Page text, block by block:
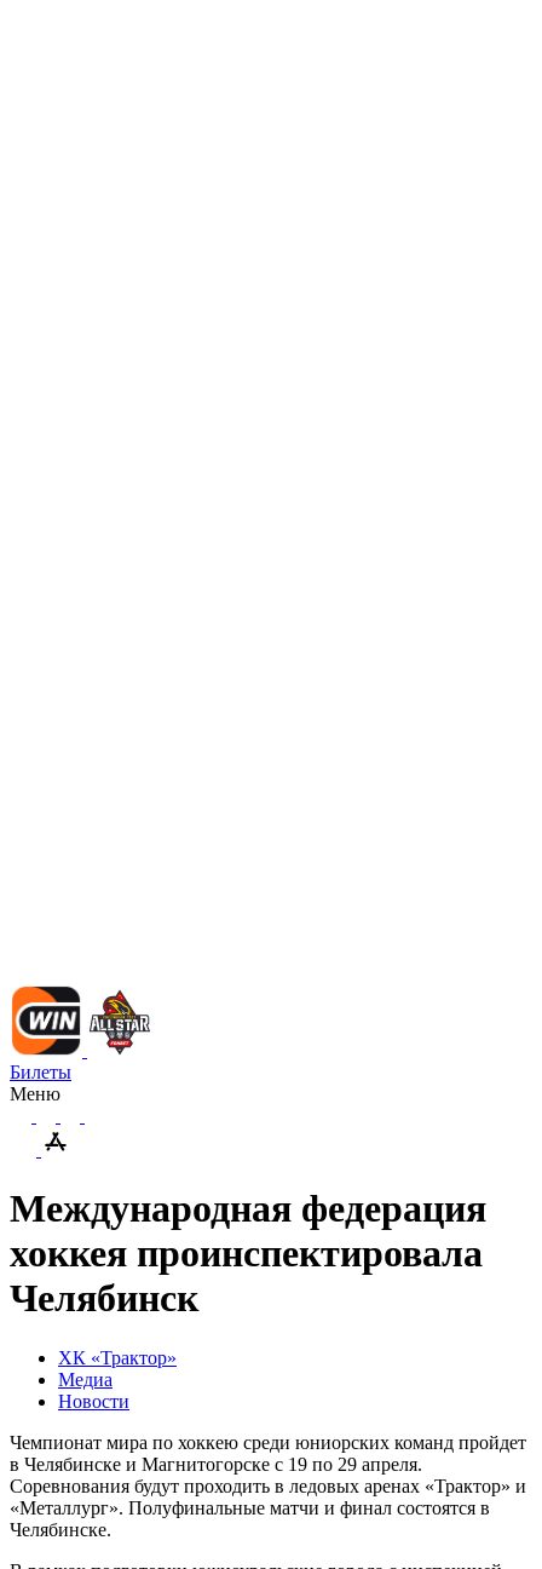
Билеты
Меню
Международная федерация
хоккея проинспектировала
Челябинск
ХК «Трактор»
Медиа
Новости
Чемпионат мира по хоккею среди юниорских команд пройдет
в Челябинске и Магнитогорске с 19 по 29 апреля.
Соревнования будут проходить в ледовых аренах «Трактор» и
«Металлург». Полуфинальные матчи и финал состоятся в
Челябинске.